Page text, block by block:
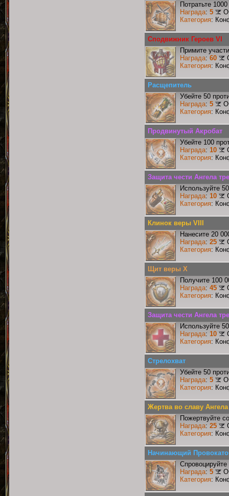
Потратьте
Награда: 5
Категория:
Сподвижник Героев VI
Примите
Награда: 60
Категория:
Расщепитель
Убейте 50
Награда: 5
Категория:
Продвинутый Акробат
Убейте 100
Награда: 10
Категория:
Защита чести Ангела
Используйте
Награда: 10
Категория:
Клинок веры VIII
Нанесите 20
Награда: 25
Категория:
Щит веры X
Получите 100
Награда: 45
Категория:
Защита чести Ангела
Используйте
Награда: 10
Категория:
Стрелохват
Убейте 50
Награда: 5
Категория:
Жертва во славу
Пожертвуйте
Награда: 25
Категория:
Начинающий
Награда: 5
Категория: